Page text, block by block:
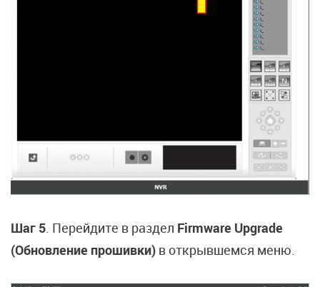
Шаг 5. Перейдите в раздел Firmware Upgrade
(Обновление прошивки) в открывшемся меню.